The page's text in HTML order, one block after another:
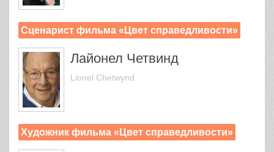
Сценарист фильма «Цвет справедливости»
Лайонел Четвинд
Lionel Chetwynd
Художник фильма «Цвет справедливости»